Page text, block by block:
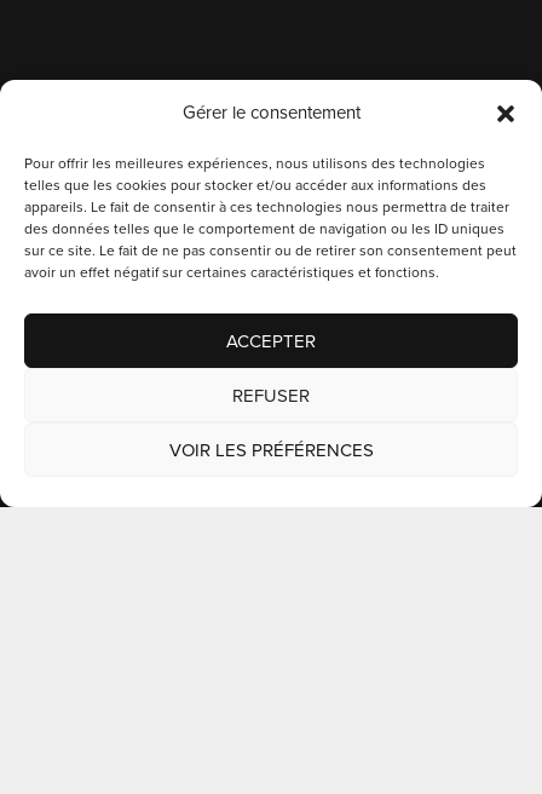
Gérer le consentement
Pour offrir les meilleures expériences, nous utilisons des technologies
telles que les cookies pour stocker et/ou accéder aux informations des
appareils. Le fait de consentir à ces technologies nous permettra de traiter
des données telles que le comportement de navigation ou les ID uniques
sur ce site. Le fait de ne pas consentir ou de retirer son consentement peut
avoir un effet négatif sur certaines caractéristiques et fonctions.
ACCEPTER
REFUSER
VOIR LES PRÉFÉRENCES